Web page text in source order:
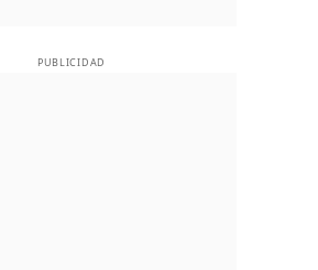
PUBLICIDAD